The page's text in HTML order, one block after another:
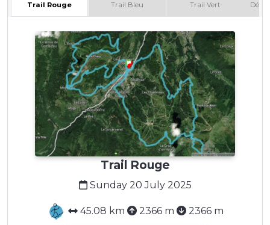
Trail Rouge Trail Bleu Trail Vert Défi
Trail Rouge
Sunday 20 July 2025
45.08 km 2366 m 2366 m